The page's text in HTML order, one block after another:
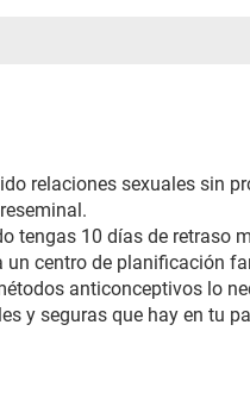
relaciones sexuales sin
tengas 10 días de retraso
un centro de planificación
anticonceptivos lo
y seguras que hay en tu